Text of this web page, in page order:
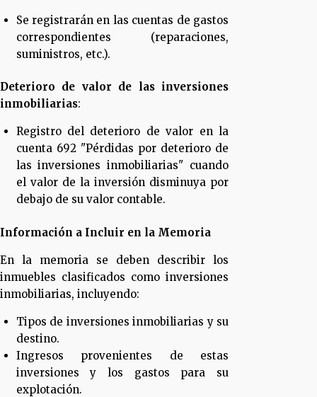
Se registrarán en las cuentas de gastos
correspondientes (reparaciones,
suministros, etc.).
Deterioro de valor de las inversiones
inmobiliarias:
Registro del deterioro de valor en la
cuenta 692 "Pérdidas por deterioro de
las inversiones inmobiliarias" cuando
el valor de la inversión disminuya por
debajo de su valor contable.
Información a Incluir en la Memoria
En la memoria se deben describir los
inmuebles clasificados como inversiones
inmobiliarias, incluyendo:
Tipos de inversiones inmobiliarias y su
destino.
Ingresos provenientes de estas
inversiones y los gastos para su
explotación.